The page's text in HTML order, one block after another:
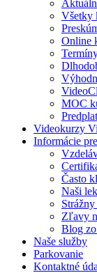
Všetky
Online
MOC
Videokurzy
Informácie
Často
Naši
Strážny
Zľavy
Blog zo
Naše služby
Parkovanie
Kontaktné